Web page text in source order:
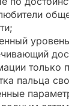
только
пальца